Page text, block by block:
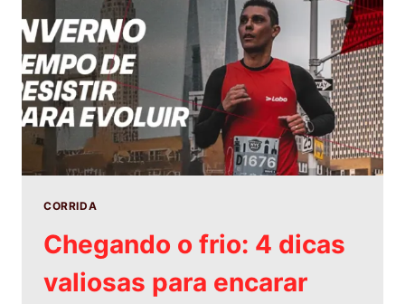
CORRIDA
Chegando o frio: 4 dicas
valiosas para encarar